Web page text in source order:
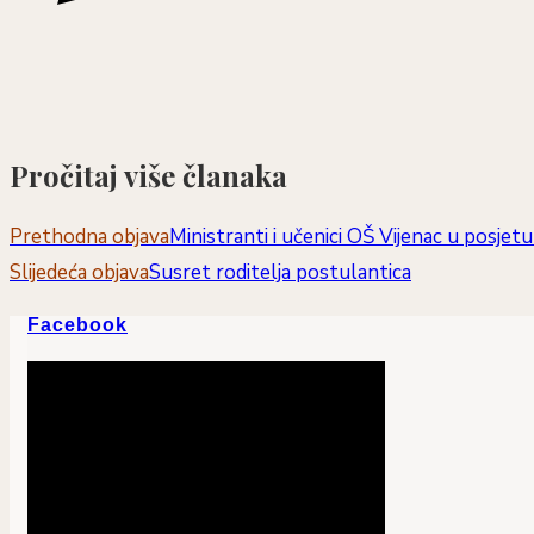
Pročitaj više članaka
Prethodna objavaMinistranti i učenici OŠ Vijenac u
Slijedeća objavaSusret roditelja postulantica
Facebook